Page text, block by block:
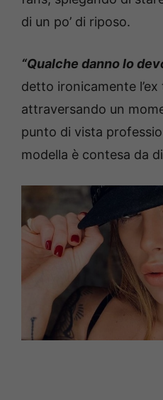
di un po’ di riposo.
“Qualche danno lo
detto ironicamente
attraversando un
punto di vista
modella è contesa da